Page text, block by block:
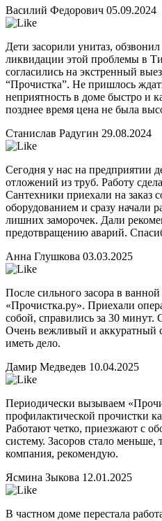
Василий Федорович 05.09.2024
Дети засорили унитаз,
ликвидации этой проблемы в
согласились на экстренный
“Прочистка”. Не пришлось
неприятность в доме быстро и
позднее время цена не была
Станислав Радугин 29.08.2024
Сегодня у нас на предприятии
отложений из труб. Работу
Сантехники приехали на заказ
оборудованием и сразу начали
лишних заморочек. Дали
предотвращению аварий.
Анна Глушкова 03.03.2025
После сильного засора в
«Прочистка.ру». Приехали
собой, справились за 30 минут.
Очень вежливый и аккуратный
иметь дело.
Дамир Медведев 10.04.2025
Периодически вызываем
профилактической прочистки
Работают четко, приезжают с
систему. Засоров стало
компания, рекомендую.
Ясмина Зыкова 12.01.2025
В частном доме перестала